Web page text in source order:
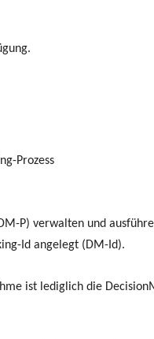
Prozess
P) verwalten und
Id angelegt (DM-Id).
ist lediglich die